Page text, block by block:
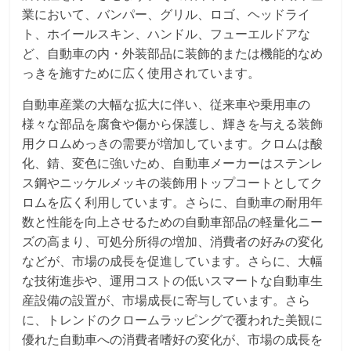
業において、バンパー、グリル、ロゴ、ヘッドライ
ト、ホイールスキン、ハンドル、フューエルドアな
ど、自動車の内・外装部品に装飾的または機能的なめ
っきを施すために広く使用されています。
自動車産業の大幅な拡大に伴い、従来車や乗用車の
様々な部品を腐食や傷から保護し、輝きを与える装飾
用クロムめっきの需要が増加しています。クロムは酸
化、錆、変色に強いため、自動車メーカーはステンレ
ス鋼やニッケルメッキの装飾用トップコートとしてク
ロムを広く利用しています。さらに、自動車の耐用年
数と性能を向上させるための自動車部品の軽量化ニー
ズの高まり、可処分所得の増加、消費者の好みの変化
などが、市場の成長を促進しています。さらに、大幅
な技術進歩や、運用コストの低いスマートな自動車生
産設備の設置が、市場成長に寄与しています。さら
に、トレンドのクロームラッピングで覆われた美観に
優れた自動車への消費者嗜好の変化が、市場の成長を